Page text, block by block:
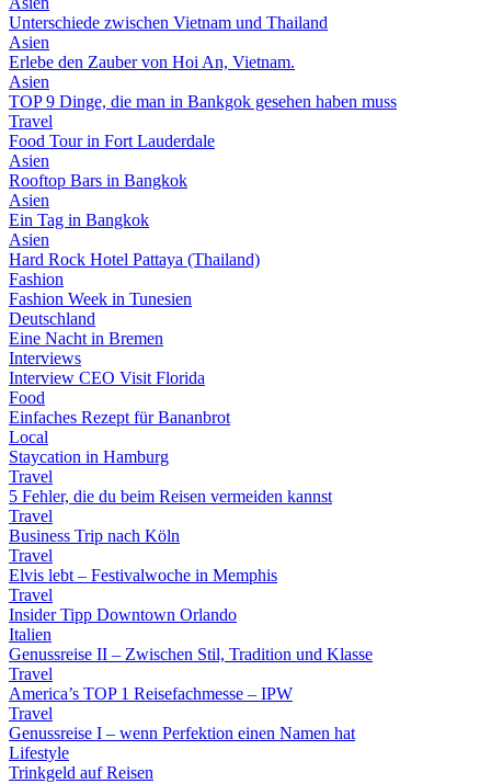
Unterschiede zwischen Vietnam und Thailand
Asien
Erlebe den Zauber von Hoi An, Vietnam.
Asien
TOP 9 Dinge, die man in Bankgok gesehen haben muss
Travel
Food Tour in Fort Lauderdale
Asien
Rooftop Bars in Bangkok
Asien
Ein Tag in Bangkok
Asien
Hard Rock Hotel Pattaya (Thailand)
Fashion
Fashion Week in Tunesien
Deutschland
Eine Nacht in Bremen
Interviews
Interview CEO Visit Florida
Food
Einfaches Rezept für Bananbrot
Local
Staycation in Hamburg
Travel
5 Fehler, die du beim Reisen vermeiden kannst
Travel
Business Trip nach Köln
Travel
Elvis lebt – Festivalwoche in Memphis
Travel
Insider Tipp Downtown Orlando
Italien
Genussreise II – Zwischen Stil, Tradition und Klasse
Travel
America’s TOP 1 Reisefachmesse – IPW
Travel
Genussreise I – wenn Perfektion einen Namen hat
Lifestyle
Trinkgeld auf Reisen